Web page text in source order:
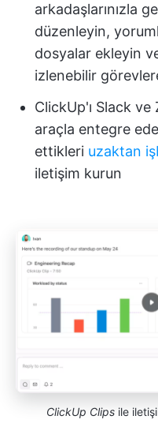
arkadaşlarınızla
düzenleyin,
dosyalar ekleyin
izlenebilir
ClickUp'ı Slack
araçla entegre
ettikleri uzaktan
iletişim kurun
ClickUp Clipsile